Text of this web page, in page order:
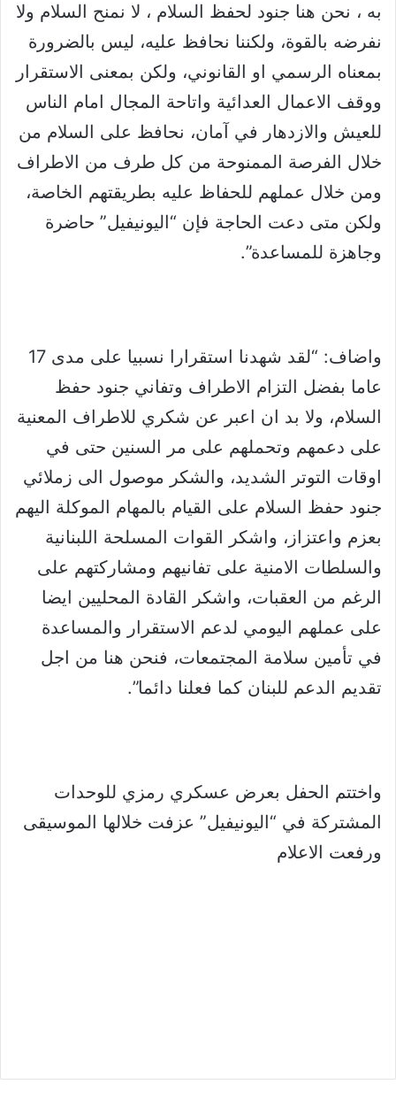
به ، نحن هنا جنود لحفظ السلام ، لا نمنح السلام ولا
نفرضه بالقوة، ولكننا نحافظ عليه، ليس بالضرورة
بمعناه الرسمي او القانوني، ولكن بمعنى الاستقرار
ووقف الاعمال العدائية واتاحة المجال امام الناس
للعيش والازدهار في آمان، نحافظ على السلام من
خلال الفرصة الممنوحة من كل طرف من الاطراف
ومن خلال عملهم للحفاظ عليه بطريقتهم الخاصة،
ولكن متى دعت الحاجة فإن “اليونيفيل” حاضرة
وجاهزة للمساعدة”.
واضاف: “لقد شهدنا استقرارا نسبيا على مدى 17
عاما بفضل التزام الاطراف وتفاني جنود حفظ
السلام، ولا بد ان اعبر عن شكري للاطراف المعنية
على دعمهم وتحملهم على مر السنين حتى في
اوقات التوتر الشديد، والشكر موصول الى زملائي
جنود حفظ السلام على القيام بالمهام الموكلة اليهم
بعزم واعتزاز، واشكر القوات المسلحة اللبنانية
والسلطات الامنية على تفانيهم ومشاركتهم على
الرغم من العقبات، واشكر القادة المحليين ايضا
على عملهم اليومي لدعم الاستقرار والمساعدة
في تأمين سلامة المجتمعات، فنحن هنا من اجل
تقديم الدعم للبنان كما فعلنا دائما”.
واختتم الحفل بعرض عسكري رمزي للوحدات
المشتركة في “اليونيفيل” عزفت خلالها الموسيقى
ورفعت الاعلام